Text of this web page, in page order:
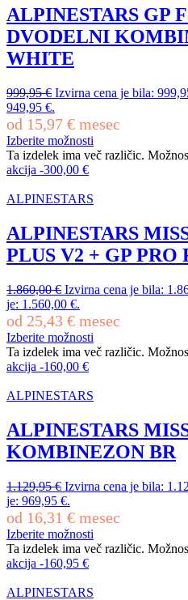
ALPINESTARS GP
DVODELNI
WHITE
999,95€ Izvirna cena je bila:
949,95 €.
od 15,97 € mesec
Izberite možnosti
Ta izdelek ima več različic.
akcija -300,00 €
ALPINESTARS
ALPINESTARS
PLUS V2 + GP PRO
1.860,00€ Izvirna cena je bila:
je: 1.560,00 €.
od 25,43 € mesec
Izberite možnosti
Ta izdelek ima več različic.
akcija -160,00 €
ALPINESTARS
ALPINESTARS
KOMBINEZON BR
1.129,95€ Izvirna cena je bila:
je: 969,95 €.
od 16,31 € mesec
Izberite možnosti
Ta izdelek ima več različic.
akcija -160,95 €
ALPINESTARS